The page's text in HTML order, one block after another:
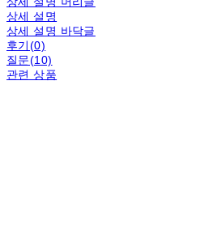
상세 설명
상세 설명 바닥글
후기(0)
질문(10)
관련 상품